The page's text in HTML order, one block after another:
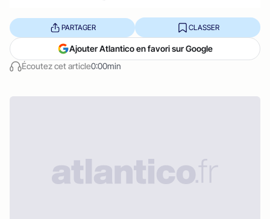
Écoutez cet article0:00min
PARTAGER CLASSER
Ajouter Atlantico en favori sur Google